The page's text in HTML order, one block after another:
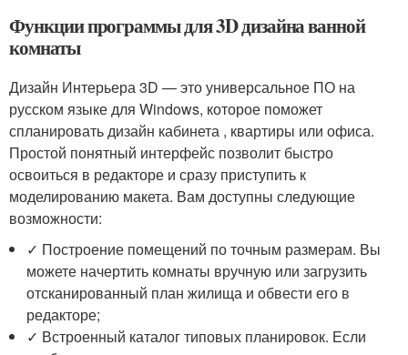
Функции программы для 3D дизайна ванной
комнаты
Дизайн Интерьера 3D — это универсальное ПО на
русском языке для Windows, которое поможет
спланировать дизайн кабинета , квартиры или офиса.
Простой понятный интерфейс позволит быстро
освоиться в редакторе и сразу приступить к
моделированию макета. Вам доступны следующие
возможности:
✓ Построение помещений по точным размерам. Вы
можете начертить комнаты вручную или загрузить
отсканированный план жилища и обвести его в
редакторе;
✓ Встроенный каталог типовых планировок. Если